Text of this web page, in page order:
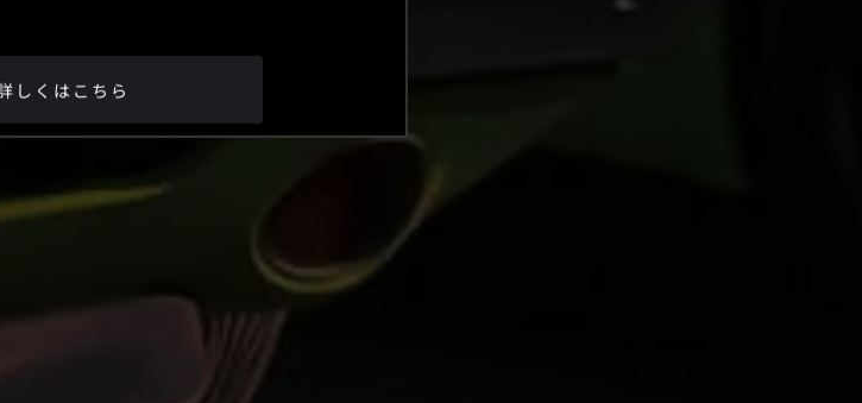
しくはこちら